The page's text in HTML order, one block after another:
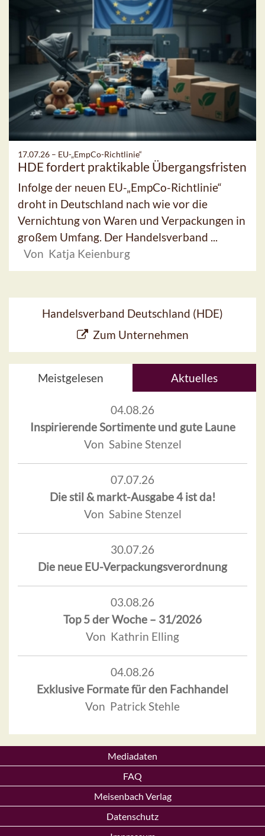
17.07.26 – EU-„EmpCo-Richtlinie“
HDE fordert praktikable Übergangsfristen
Infolge der neuen EU-„EmpCo-Richtlinie“
droht in Deutschland nach wie vor die
Vernichtung von Waren und Verpackungen in
großem Umfang. Der Handelsverband ...
Von Katja Keienburg
Handelsverband Deutschland (HDE)
Zum Unternehmen
Meistgelesen Aktuelles
04.08.26
Inspirierende Sortimente und gute Laune
Von Sabine Stenzel
07.07.26
Die stil & markt-Ausgabe 4 ist da!
Von Sabine Stenzel
30.07.26
Die neue EU-Verpackungsverordnung
03.08.26
Top 5 der Woche – 31/2026
Von Kathrin Elling
04.08.26
Exklusive Formate für den Fachhandel
Von Patrick Stehle
Mediadaten
FAQ
Meisenbach Verlag
Datenschutz